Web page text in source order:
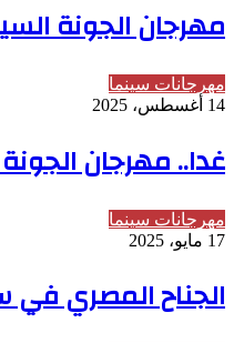
مهرجان الجونة
مهرجانات سينما
14 أغسطس، 2025
غدا.. مهرجان
مهرجانات سينما
17 مايو، 2025
الجناح المصري في